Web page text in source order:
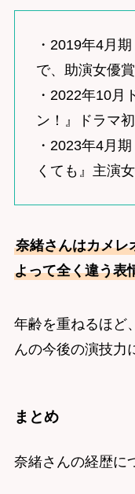
・2019年4月
で、助演女優
・2022年10月
ン！』ドラマ
・2023年4月
くても』主演
奈緒さんはカメレ
よって全く違う表
年齢を重ねるほど
んの今後の演技力
まとめ
奈緒さんの経歴に